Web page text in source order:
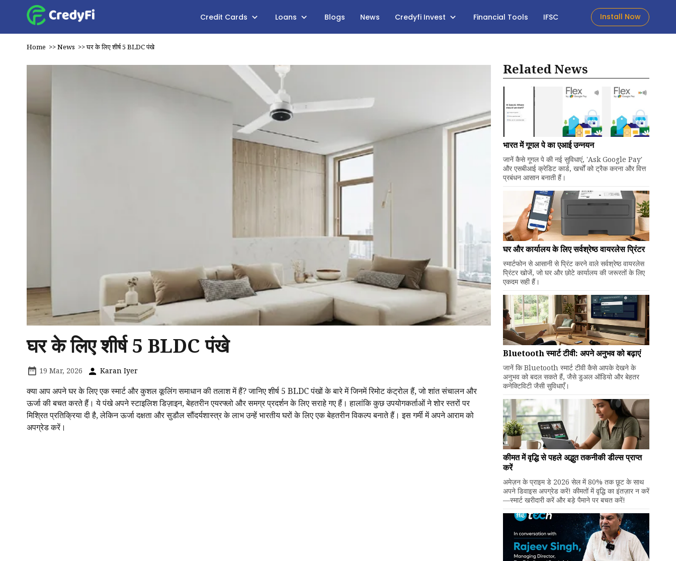
Credit Cards Loans Blogs News Credyfi Invest Financial Tools IFSC Install Now
Home >>News >>घर के लिए शीर्ष 5 BLDC पंखे
घर के लिए शीर्ष 5 BLDC पंखे
19 Mar, 2026 Karan Iyer
क्या आप अपने घर के लिए एक स्मार्ट और कुशल कूलिंग समाधान की तलाश में हैं? जानिए शीर्ष 5 BLDC पंखों के बारे में जिनमें रिमोट कंट्रोल हैं, जो शांत संचालन और
ऊर्जा की बचत करते हैं। ये पंखे अपने स्टाइलिश डिज़ाइन, बेहतरीन एयरफ्लो और समग्र प्रदर्शन के लिए सराहे गए हैं। हालांकि कुछ उपयोगकर्ताओं ने शोर स्तरों पर
मिश्रित प्रतिक्रिया दी है, लेकिन ऊर्जा दक्षता और सुडौल सौंदर्यशास्त्र के लाभ उन्हें भारतीय घरों के लिए एक बेहतरीन विकल्प बनाते हैं। इस गर्मी में अपने आराम को
अपग्रेड करें।
Related News
भारत में गूगल पे का एआई उन्नयन
जानें कैसे गूगल पे की नई सुविधाएं, 'Ask Google Pay'
और एसबीआई क्रेडिट कार्ड, खर्चों को ट्रैक करना और वित्त
प्रबंधन आसान बनाती हैं।
घर और कार्यालय के लिए सर्वश्रेष्ठ वायरलेस प्रिंटर
स्मार्टफोन से आसानी से प्रिंट करने वाले सर्वश्रेष्ठ वायरलेस
प्रिंटर खोजें, जो घर और छोटे कार्यालय की जरूरतों के लिए
एकदम सही हैं।
Bluetooth स्मार्ट टीवी: अपने अनुभव को बढ़ाएं
जानें कि Bluetooth स्मार्ट टीवी कैसे आपके देखने के
अनुभव को बदल सकते हैं, जैसे डुअल ऑडियो और बेहतर
कनेक्टिविटी जैसी सुविधाएँ।
कीमत में वृद्धि से पहले अद्भुत तकनीकी डील्स प्राप्त
करें
अमेज़न के प्राइम डे 2026 सेल में 80% तक छूट के साथ
अपने डिवाइस अपग्रेड करें! कीमतों में वृद्धि का इंतज़ार न करें
—स्मार्ट खरीदारी करें और बड़े पैमाने पर बचत करें!